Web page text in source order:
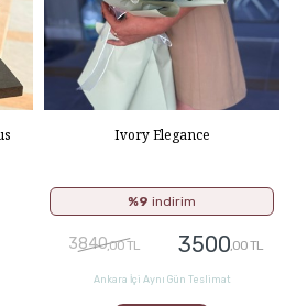
Ivory Elegance
%9 indirim
3840,00 TL 3500,00 TL
Ankara İçi Aynı Gün Teslimat